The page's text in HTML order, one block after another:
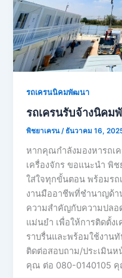
รถเครนนิคมพัฒนา
รถเครนรับจ้างนิค
พิชยาเครน/ ธันวาคม 16,
หากคุณกำลังมองหารถเ
เครื่องจักร ขอแนะนำ พิ
ใส่ใจทุกขั้นตอน พร้อมร
งานมืออาชีพที่ชำนาญด้า
ความสำคัญกับความปลอ
แม่นยำ เพื่อให้การติดตั้ง
ราบรื่นและพร้อมใช้งาน
ติดต่อสอบถาม/ประเมิน
คุณ ต่อ 080-0140105 คุ